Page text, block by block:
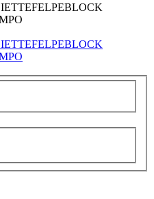
FELPEBLOCK
FELPEBLOCK